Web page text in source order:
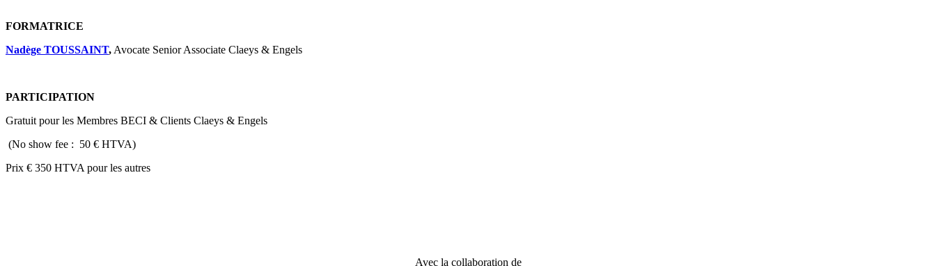
FORMATRICE
Nadège TOUSSAINT, Avocate Senior Associate Claeys & Engels
PARTICIPATION
Gratuit pour les Membres BECI & Clients Claeys & Engels
(No show fee : 50 € HTVA)
Prix € 350 HTVA pour les autres
Avec la collaboration de